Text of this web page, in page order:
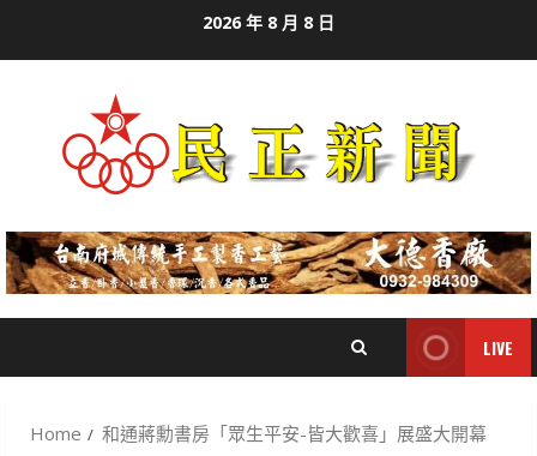
2026 年 8 月 8 日
LIVE
Home 和通蔣勳書房「眾生平安-皆大歡喜」展盛大開幕